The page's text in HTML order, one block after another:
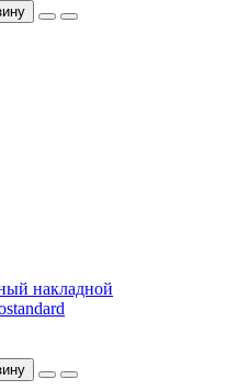
накладной